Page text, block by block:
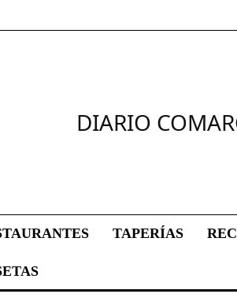
DIARIO
TAPERÍAS